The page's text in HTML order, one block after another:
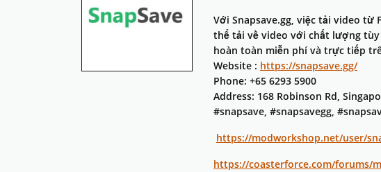
Với Snapsave.gg, việc tải video từ
thể tải về video với chất lượng tùy
hoàn toàn miễn phí và trực tiếp
Website : https://snapsave.gg/
Phone: +65 6293 5900
Address: 168 Robinson Rd,
#snapsave, #snapsavegg,
https://modworkshop.net/user/
https://coasterforce.com/forums/